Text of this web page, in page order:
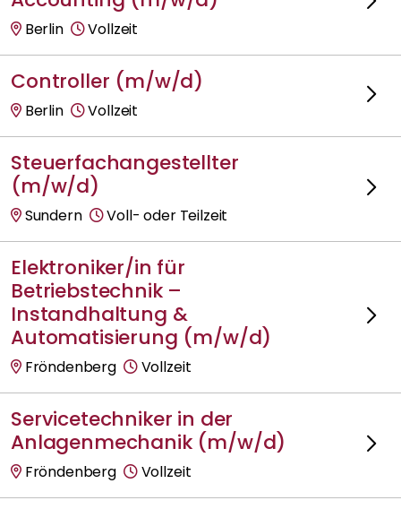
Berlin Vollzeit
Controller (m/w/d)
Berlin Vollzeit
Steuerfachangestellter
(m/w/d)
Sundern Voll- oder Teilzeit
Elektroniker/in für
Betriebstechnik –
Instandhaltung &
Automatisierung (m/w/d)
Fröndenberg Vollzeit
Servicetechniker in der
Anlagenmechanik (m/w/d)
Fröndenberg Vollzeit